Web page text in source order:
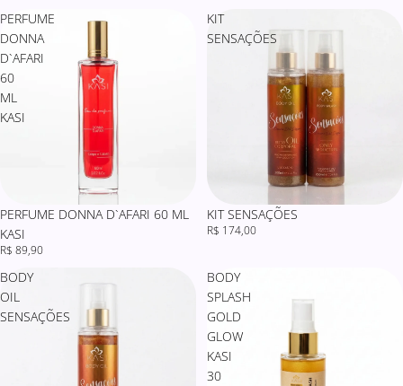
PERFUME
DONNA
D`AFARI
60
ML
KASI
PERFUME DONNA D`AFARI 60 ML
KASI
R$ 89,90
KIT
SENSAÇÕES
KIT SENSAÇÕES
R$ 174,00
BODY
OIL
SENSAÇÕES
BODY
SPLASH
GOLD
GLOW
KASI
30